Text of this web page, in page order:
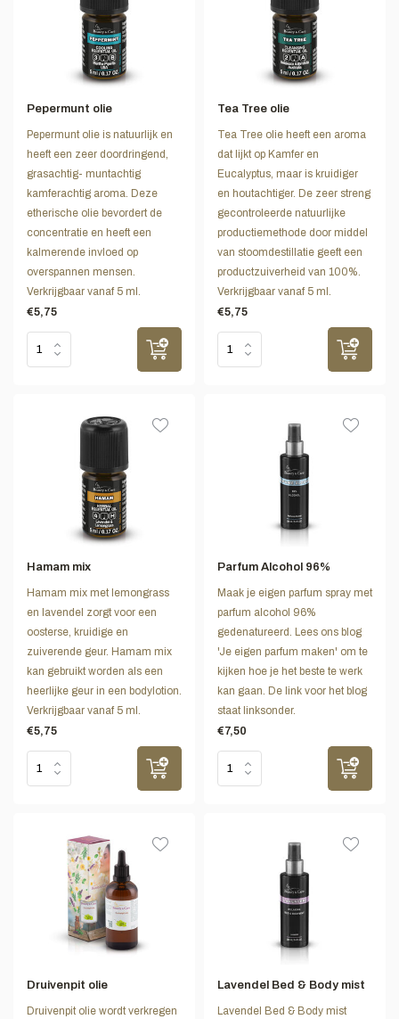
Pepermunt olie
Pepermunt olie is natuurlijk en
heeft een zeer doordringend,
grasachtig- muntachtig
kamferachtig aroma. Deze
etherische olie bevordert de
concentratie en heeft een
kalmerende invloed op
overspannen mensen.
Verkrijgbaar vanaf 5 ml.
€5,75
Tea Tree olie
Tea Tree olie heeft een aroma
dat lijkt op Kamfer en
Eucalyptus, maar is kruidiger
en houtachtiger. De zeer streng
gecontroleerde natuurlijke
productiemethode door middel
van stoomdestillatie geeft een
productzuiverheid van 100%.
Verkrijgbaar vanaf 5 ml.
€5,75
Hamam mix
Hamam mix met lemongrass
en lavendel zorgt voor een
oosterse, kruidige en
zuiverende geur. Hamam mix
kan gebruikt worden als een
heerlijke geur in een bodylotion.
Verkrijgbaar vanaf 5 ml.
€5,75
Parfum Alcohol 96%
Maak je eigen parfum spray met
parfum alcohol 96%
gedenatureerd. Lees ons blog
'Je eigen parfum maken' om te
kijken hoe je het beste te werk
kan gaan. De link voor het blog
staat linksonder.
€7,50
Druivenpit olie
Druivenpit olie wordt verkregen
Lavendel Bed & Body mist
Lavendel Bed & Body mist